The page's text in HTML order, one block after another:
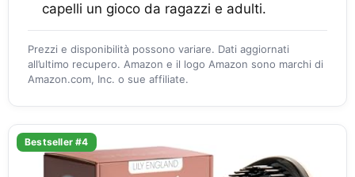
capelli un gioco da ragazzi e adulti.
Prezzi e disponibilità possono variare. Dati aggiornati
all’ultimo recupero. Amazon e il logo Amazon sono marchi di
Amazon.com, Inc. o sue affiliate.
Bestseller #4